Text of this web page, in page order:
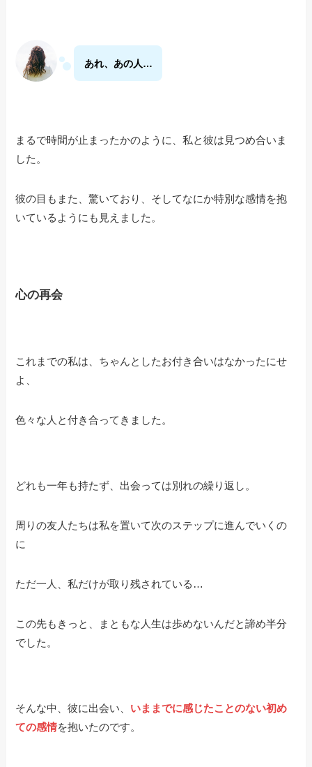
あれ、あの人…
まるで時間が止まったかのように、私と彼は見つめ合いま
した。
彼の目もまた、驚いており、そしてなにか特別な感情を抱
いているようにも見えました。
心の再会
これまでの私は、ちゃんとしたお付き合いはなかったにせ
よ、
色々な人と付き合ってきました。
どれも一年も持たず、出会っては別れの繰り返し。
周りの友人たちは私を置いて次のステップに進んでいくの
に
ただ一人、私だけが取り残されている…
この先もきっと、まともな人生は歩めないんだと諦め半分
でした。
そんな中、彼に出会い、 いままでに感じたことのない初め
ての感情を抱いたのです。